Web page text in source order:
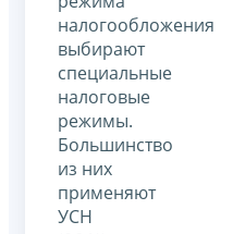
налогообложения
выбирают
специальные
налоговые
режимы.
Большинство
из них
применяют
УСН